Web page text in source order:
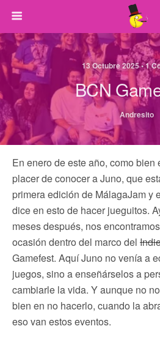
13 Octubre 2025 • 1
BCN
Andresito
En enero de este año, como bien
placer de conocer a Juno, que
primera edición de MálagaJam y
dice en esto de hacer jueguitos.
meses después, nos
ocasión dentro del marco del
Gamefest. Aquí Juno no venía a
juegos, sino a enseñárselos a
cambiarle la vida. Y aunque no
bien en no hacerlo, cuando la
eso van estos eventos.